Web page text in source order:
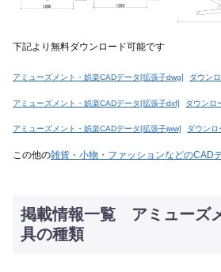
下記より無料ダウンロード可能です
アミューズメント・娯楽CADデータ[拡張子dwg] ダウン
アミューズメント・娯楽CADデータ[拡張子dxf] ダウンロ
アミューズメント・娯楽CADデータ[拡張子jww] ダウンロ
この他の雑貨・小物・ファッションなどのCAD
掲載情報一覧 アミューズ
具の種類